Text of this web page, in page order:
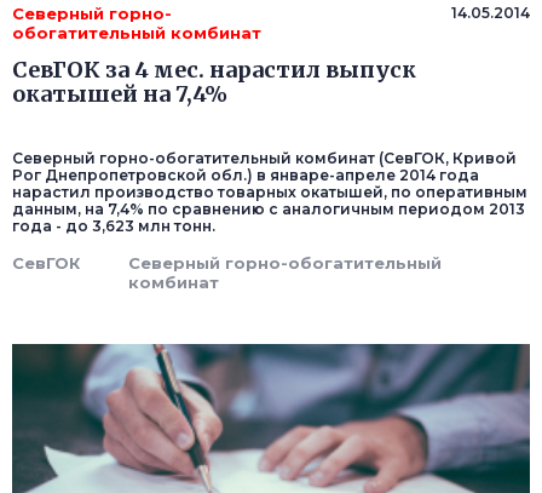
Северный горно-
обогатительный комбинат
14.05.2014
СевГОК за 4 мес. нарастил выпуск
окатышей на 7,4%
Северный горно-обогатительный комбинат (СевГОК, Кривой
Рог Днепропетровской обл.) в январе-апреле 2014 года
нарастил производство товарных окатышей, по оперативным
данным, на 7,4% по сравнению с аналогичным периодом 2013
года - до 3,623 млн тонн.
СевГОК
Северный горно-обогатительный
комбинат